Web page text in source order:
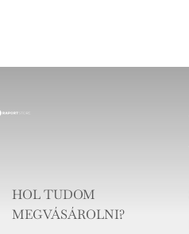
HOL TUDOM
MEGVÁSÁROLNI?